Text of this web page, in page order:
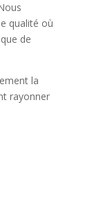
qualité où
de
la
rayonner